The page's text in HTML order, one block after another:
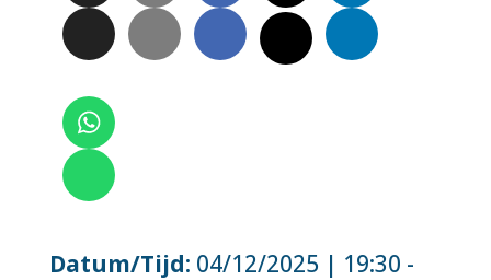
Datum/Tijd: 04/12/2025 | 19:30 -